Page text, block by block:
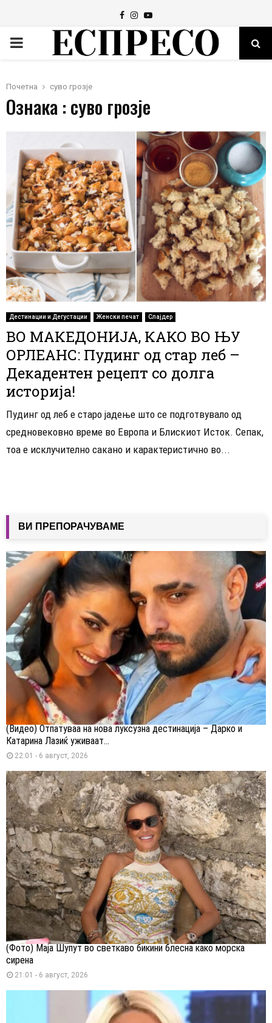
Facebook
Instagram
Youtube
PRIMARY
Почетна суво грозје
Ознака : суво грозје
Дестинации и Дегустации Женски печат Слајдер
ВО МАКЕДОНИЈА, КАКО ВО ЊУ
ОРЛЕАНС: Пудинг од стар леб –
Декадентен рецепт со долга
историја!
Пудинг од леб е старо јадење што се подготвувало од
средновековно време во Европа и Блискиот Исток. Сепак,
тоа е исклучително сакано и карактеристично во...
ВИ ПРЕПОРАЧУВАМЕ
(Видео) Отпатуваа на нова луксузна дестинација – Дарко и
Катарина Лазиќ уживаат...
22:01 - 6 август, 2026
(Фото) Маја Шупут во светкаво бикини блесна како морска
сирена
21:01 - 6 август, 2026